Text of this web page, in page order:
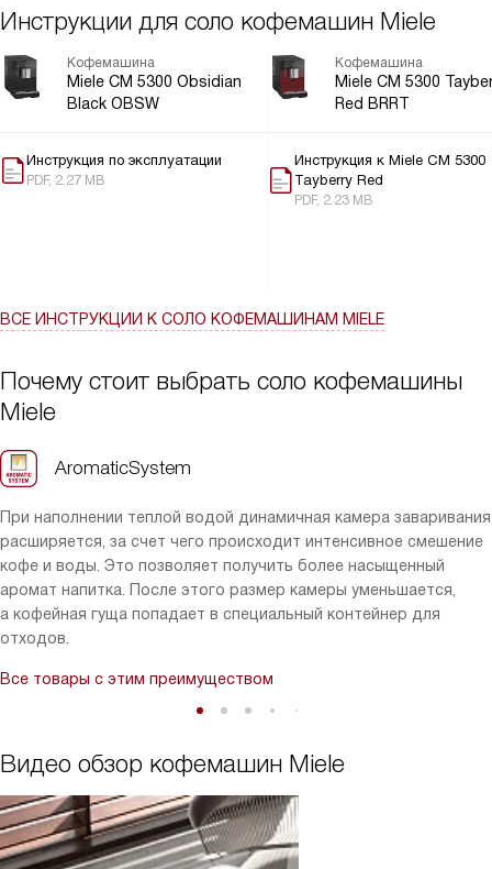
Благодарю магазин за качественный товар и удовольствие от
использования!
Инструкции для соло кофемашин Miele
Кофемашина
Miele CM 5300 Obsidian
Black OBSW
Инструкция по эксплуатации
PDF, 2.27 MB
Кофемашина
Miele CM 5300
Red BRRT
Инструкция к Miele CM 5300
Tayberry Red
PDF, 2.23 MB
ВСЕ ИНСТРУКЦИИ К СОЛО КОФЕМАШИНАМ MIELE
Почему стоит выбрать соло кофемашины
Miele
AromaticSystem
При наполнении теплой водой динамичная камера заваривания
расширяется, за счет чего происходит интенсивное смешение
кофе и воды. Это позволяет получить более насыщенный
аромат напитка. После этого размер камеры уменьшается,
а кофейная гуща попадает в специальный контейнер для
отходов.
Все товары с этим преимуществом
Видео обзор кофемашин Miele